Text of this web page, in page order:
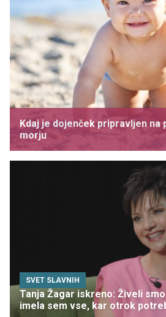
Kdaj je dojenček pripravljen na
morju
SVET SLAVNIH
Tanja Žagar iskreno: Živeli
imela sem vse, kar otrok